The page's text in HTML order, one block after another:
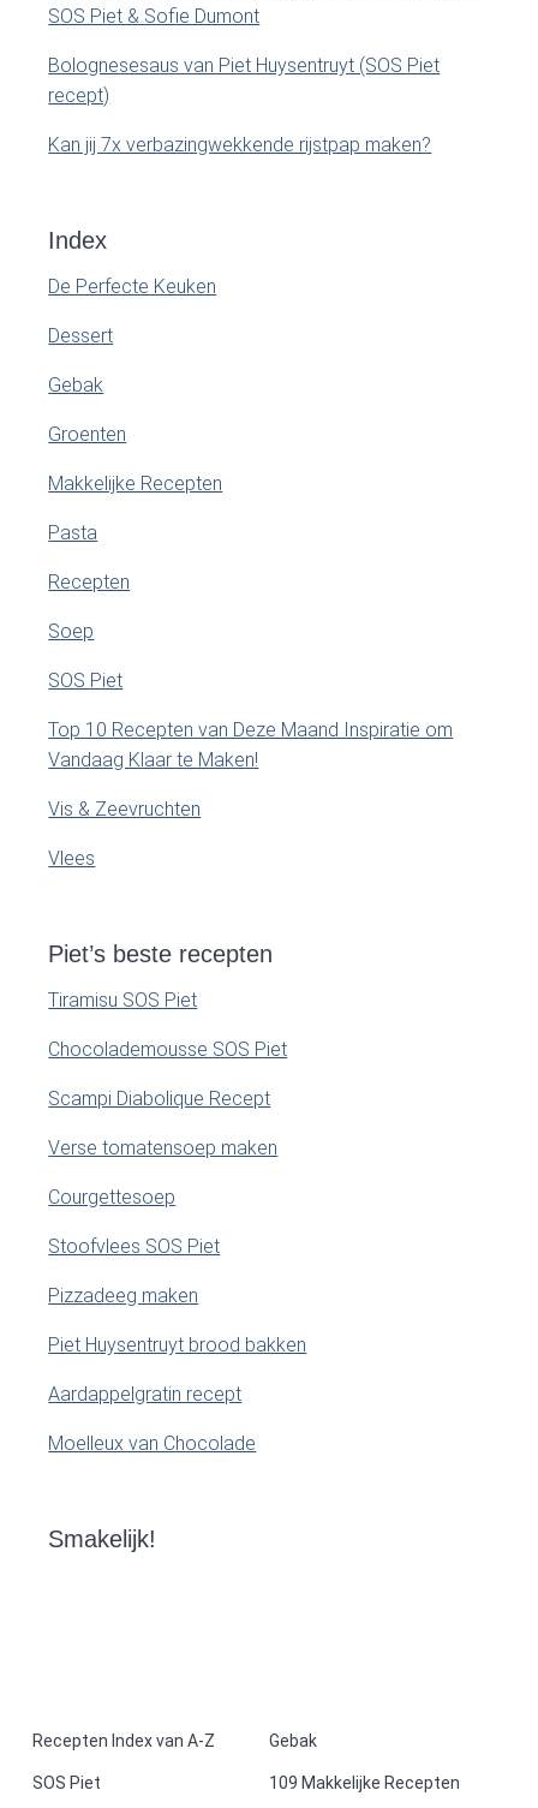
SOS Piet & Sofie Dumont
Bolognesesaus van Piet Huysentruyt (SOS Piet
recept)
Kan jij 7x verbazingwekkende rijstpap maken?
Index
De Perfecte Keuken
Dessert
Gebak
Groenten
Makkelijke Recepten
Pasta
Recepten
Soep
SOS Piet
Top 10 Recepten van Deze Maand Inspiratie om
Vandaag Klaar te Maken!
Vis & Zeevruchten
Vlees
Piet’s beste recepten
Tiramisu SOS Piet
Chocolademousse SOS Piet
Scampi Diabolique Recept
Verse tomatensoep maken
Courgettesoep
Stoofvlees SOS Piet
Pizzadeeg maken
Piet Huysentruyt brood bakken
Aardappelgratin recept
Moelleux van Chocolade
Smakelijk!
Recepten Index van A-Z Gebak
SOS Piet 109 Makkelijke Recepten